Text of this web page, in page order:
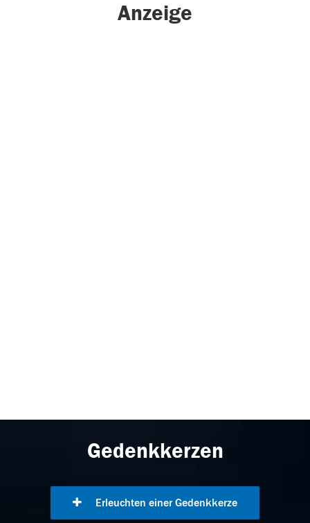
Anzeige
Gedenkkerzen
Erleuchten einer Gedenkkerze